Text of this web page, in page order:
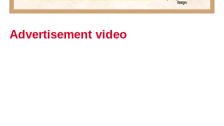
Advertisement video